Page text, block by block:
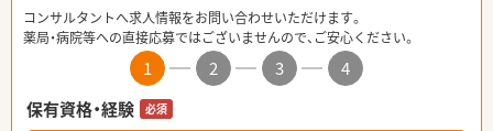
コンサルタントへ求人情報をお問い合わせいただけます。
薬局・病院等への直接応募ではございませんので、ご安心ください。
1 2 3
4
保有資格・経験
必須